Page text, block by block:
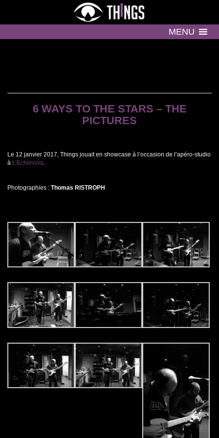
MENU
6 WAYS TO THE STARS – THE
PICTURES
Le 12 janvier 2017, Things jouait en showcase à l’occasion de l’apéro-studio
à L’Echonova
Photographies : Thomas RISTROPH